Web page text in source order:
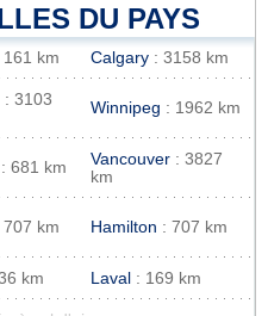
DU PAYS
161 km Calgary : 3158 km
: 3103
Winnipeg : 1962 km
: 681 km Vancouver : 3827
km
707 km Hamilton : 707 km
km Laval : 169 km